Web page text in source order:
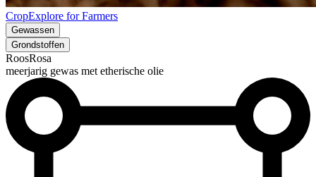
CropExplore for Farmers
Gewassen
Grondstoffen
RoosRosa
meerjarig gewas met etherische olie